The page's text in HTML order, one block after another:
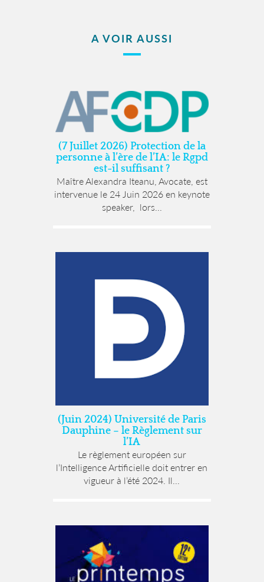
A VOIR AUSSI
(7 Juillet 2026) Protection de la
personne à l’ère de l’IA: le Rgpd
est-il suffisant ?
Maître Alexandra Iteanu, Avocate, est
intervenue le 24 Juin 2026 en keynote
speaker, lors...
(Juin 2024) Université de Paris
Dauphine – le Règlement sur
l’IA
Le règlement européen sur
l’Intelligence Artificielle doit entrer en
vigueur à l’été 2024. Il...